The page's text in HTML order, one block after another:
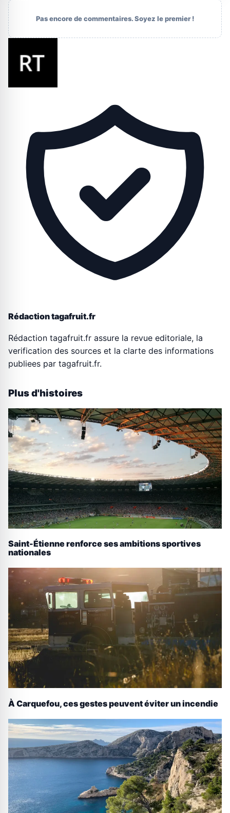
Pas encore de commentaires. Soyez le premier !
Rédaction tagafruit.fr
Rédaction tagafruit.fr assure la revue editoriale, la
verification des sources et la clarte des informations
publiees par tagafruit.fr.
Plus d'histoires
Saint-Étienne renforce ses ambitions sportives
nationales
À Carquefou, ces gestes peuvent éviter un incendie